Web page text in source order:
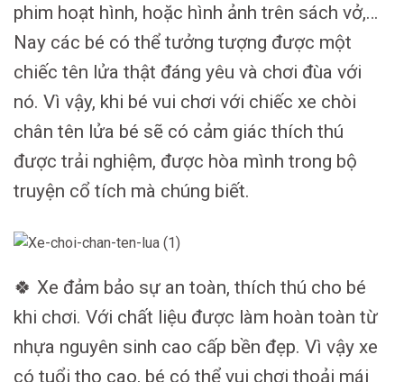
phim hoạt hình, hoặc hình ảnh trên sách vở,…
Nay các bé có thể tưởng tượng được một
chiếc tên lửa thật đáng yêu và chơi đùa với
nó. Vì vậy, khi bé vui chơi với chiếc xe chòi
chân tên lửa bé sẽ có cảm giác thích thú
được trải nghiệm, được hòa mình trong bộ
truyện cổ tích mà chúng biết.
🍀 Xe đảm bảo sự an toàn, thích thú cho bé
khi chơi. Với chất liệu được làm hoàn toàn từ
nhựa nguyên sinh cao cấp bền đẹp. Vì vậy xe
có tuổi thọ cao, bé có thể vui chơi thoải mái